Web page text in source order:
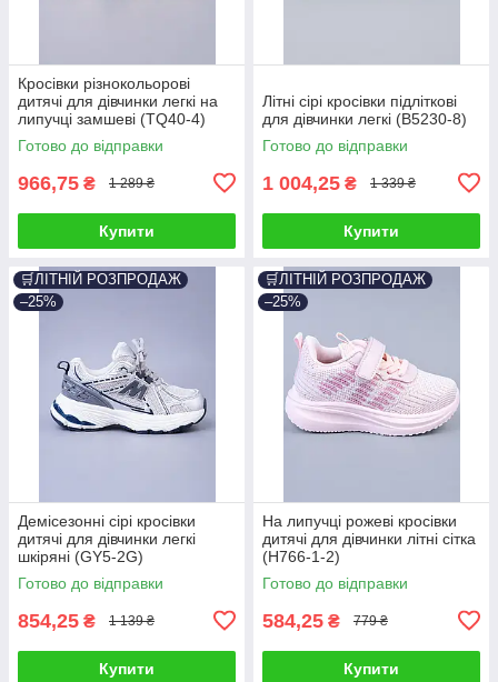
Кросівки різнокольорові
дитячі для дівчинки легкі на
липучці замшеві (TQ40-4)
Готово до відправки
966,75 ₴ 1 289 ₴
Купити
Літні сірі кросівки підліткові
для дівчинки легкі (B5230-8)
Готово до відправки
1 004,25 ₴ 1 339 ₴
Купити
🛒ЛІТНІЙ РОЗПРОДАЖ
–25%
Демісезонні сірі кросівки
дитячі для дівчинки легкі
шкіряні (GY5-2G)
Готово до відправки
854,25 ₴ 1 139 ₴
Купити
🛒ЛІТНІЙ РОЗПРОДАЖ
–25%
На липучці рожеві кросівки
дитячі для дівчинки літні сітка
(H766-1-2)
Готово до відправки
584,25 ₴ 779 ₴
Купити